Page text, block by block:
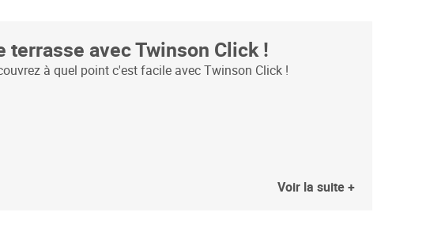
avec Twinson Click !
à quel point c'est facile avec Twinson Click !
Voir la suite +